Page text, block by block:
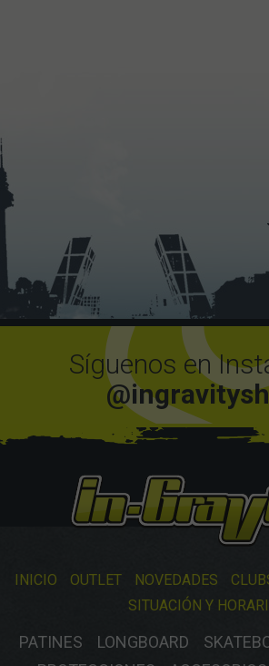
Síguenos en
INICIO OUTLET NOVEDADES
SITUACIÓN Y
PATINES LONGBOARD